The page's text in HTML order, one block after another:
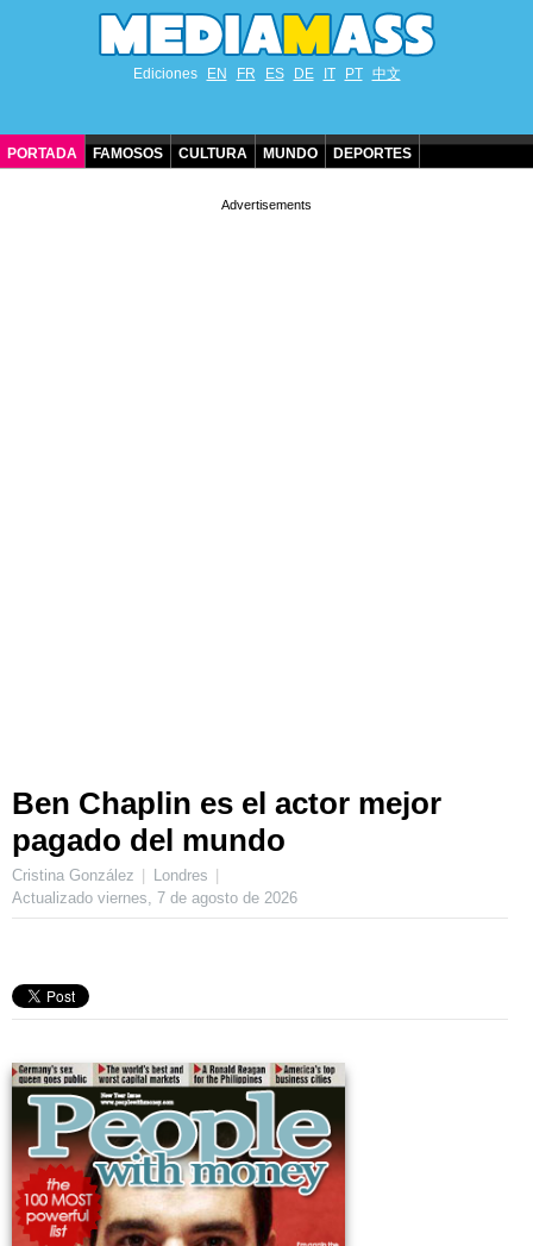
Ediciones EN FR ES DE IT PT 中文
PORTADA FAMOSOS CULTURA MUNDO DEPORTES
Ben Chaplin es el actor mejor
pagado del mundo
Cristina González
Londres
Actualizado viernes, 7 de agosto de 2026